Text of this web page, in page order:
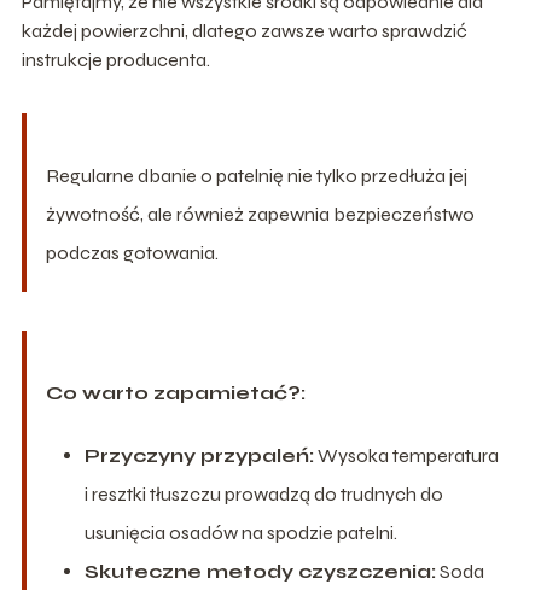
każdej powierzchni, dlatego zawsze warto sprawdzić
instrukcje producenta.
Regularne dbanie o patelnię nie tylko przedłuża jej
żywotność, ale również zapewnia bezpieczeństwo
podczas gotowania.
Co warto zapamietać?:
Przyczyny przypaleń: Wysoka temperatura
i resztki tłuszczu prowadzą do trudnych do
usunięcia osadów na spodzie patelni.
Skuteczne metody czyszczenia: Soda